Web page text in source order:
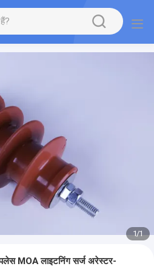
1/1
MOA लाइटनिंग सर्ज अरेस्टर-